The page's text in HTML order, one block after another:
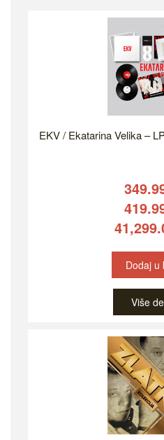
EKV / Ekatarina Velika –
Dodaj u
Više